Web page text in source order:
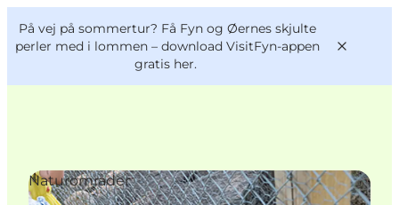
På vej på sommertur? Få Fyn og Øernes skjulte
perler med i lommen – download VisitFyn-appen
gratis her.
Oplevelser
VisitFyn
Deutsch
Naturområder